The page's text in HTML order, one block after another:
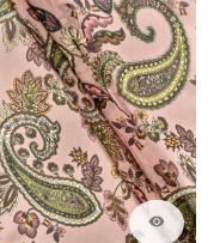
visibility